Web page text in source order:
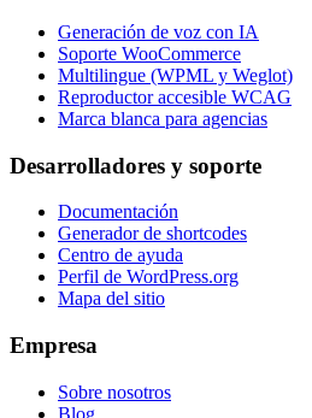
Generación de voz con IA
Soporte WooCommerce
Multilingue (WPML y Weglot)
Reproductor accesible WCAG
Marca blanca para agencias
Desarrolladores y soporte
Documentación
Generador de shortcodes
Centro de ayuda
Perfil de WordPress.org
Mapa del sitio
Empresa
Sobre nosotros
Blog